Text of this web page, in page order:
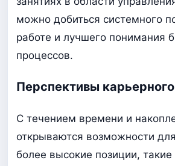
можно добиться системного
работе и лучшего понимания
процессов.
Перспективы
С течением времени и
открываются возможности
более высокие позиции, такие